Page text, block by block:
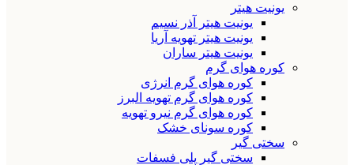
یونیت هیتر
یونیت هیتر آذر نسیم
یونیت هیتر تهویه آریا
یونیت هیتر ساران
کوره هوای گرم
کوره هوای گرم انرژی
کوره هوای گرم تهویه البرز
کوره هوای گرم نیرو تهویه
کوره سونای خشک
سختی گیر
سختی گیر پلی فسفات